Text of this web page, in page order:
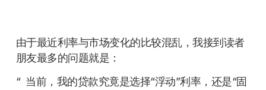
由于最近利率与市场变化的比较混乱，我接到读者
朋友最多的问题就是：
“ 当前，我的贷款究竟是选择“浮动”利率，还是“固